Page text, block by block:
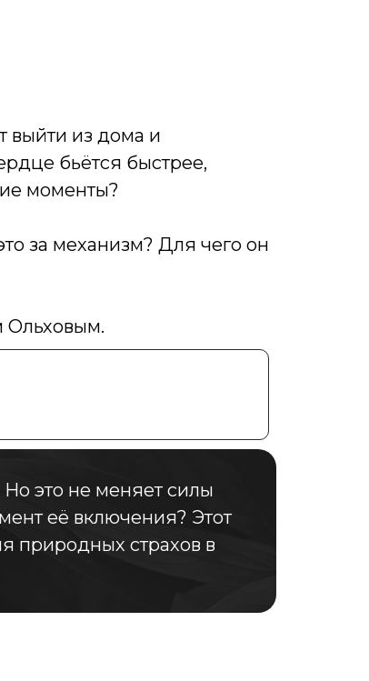
выйти из дома и
бьётся быстрее,
моменты?
за механизм? Для чего он
Ольховым.
это не меняет силы
её включения? Этот
природных страхов в